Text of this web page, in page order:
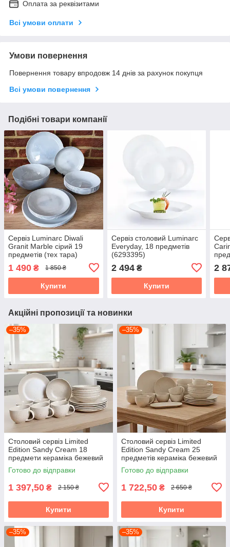
Оплата за реквізитами
Всі умови оплати
Умови повернення
Повернення товару впродовж 14 днів за рахунок покупця
Всі умови повернення
Подібні товари компанії
Сервіз Luminarc Diwali
Granit Marble сірий 19
предметів (тех тара)
1 490 ₴ 1 850 ₴
Купити
Сервіз столовий Luminarc
Everyday, 18 предметів
(6293395)
2 494₴
Купити
2
Акційні пропозиції та новинки
–35%
Столовий сервіз Limited
Edition Sandy Cream 18
предмети кераміка бежевий
Готово до відправки
1 397,50 ₴ 2 150 ₴
Купити
–35%
Столовий сервіз Limited
Edition Sandy Cream 25
предметів кераміка бежевий
Готово до відправки
1 722,50 ₴ 2 650 ₴
Купити
–35% –35%